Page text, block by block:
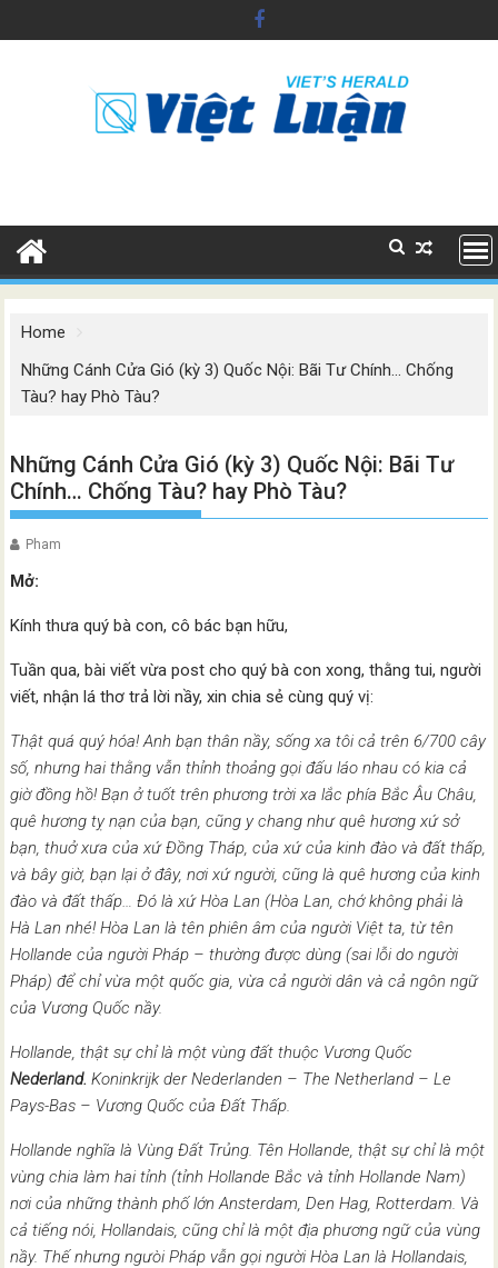
to
Home
Những Cánh Cửa Gió (kỳ 3) Quốc Nội: Bãi Tư Chính… Chống
Tàu? hay Phò Tàu?
Những Cánh Cửa Gió (kỳ 3) Quốc Nội: Bãi Tư
Chính… Chống Tàu? hay Phò Tàu?
Pham
Mở:
Kính thưa quý bà con, cô bác bạn hữu,
Tuần qua, bài viết vừa post cho quý bà con xong, thằng tui, người
viết, nhận lá thơ trả lời nầy, xin chia sẻ cùng quý vị:
Thật quá quý hóa! Anh bạn thân nầy, sống xa tôi cả trên 6/700 cây
số, nhưng hai thằng vẫn thỉnh thoảng gọi đấu láo nhau có kia cả
giờ đồng hồ! Bạn ở tuốt trên phương trời xa lắc phía Bắc Âu Châu,
quê hương tỵ nạn của bạn, cũng y chang như quê hương xứ sở
bạn, thuở xưa của xứ Đồng Tháp, của xứ của kinh đào và đất thấp,
và bây giờ, bạn lại ở đây, nơi xứ người, cũng là quê hương của kinh
đào và đất thấp… Đó là xứ Hòa Lan (Hòa Lan, chớ không phải là
Hà Lan nhé! Hòa Lan là tên phiên âm của người Việt ta, từ tên
Hollande của người Pháp – thường được dùng (sai lỗi do người
Pháp) để chỉ vừa một quốc gia, vừa cả người dân và cả ngôn ngữ
của Vương Quốc nầy.
Hollande, thật sự chỉ là một vùng đất thuộc Vương Quốc
Nederland. Koninkrijk der Nederlanden – The Netherland – Le
Pays-Bas – Vương Quốc của Đất Thấp.
Hollande nghĩa là Vùng Đất Trủng. Tên Hollande, thật sự chỉ là một
vùng chia làm hai tỉnh (tỉnh Hollande Bắc và tỉnh Hollande Nam)
nơi của những thành phố lớn Ansterdam, Den Hag, Rotterdam. Và
cả tiếng nói, Hollandais, cũng chỉ là một địa phương ngữ của vùng
nầy. Thế nhưng ngưòi Pháp vẫn gọi người Hòa Lan là Hollandais,